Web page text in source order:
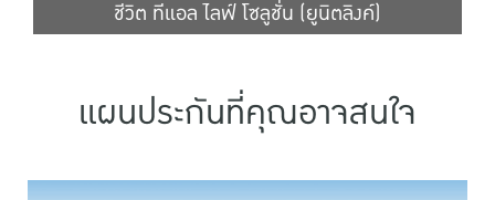
ชีวิต ทีแอล ไลฟ์ โซลูชั่น (ยูนิตลิงค์)
แผนประกันที่คุณอาจสนใจ